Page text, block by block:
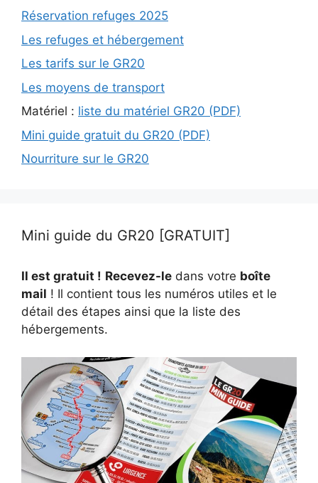
Réservation refuges 2025
Les refuges et hébergement
Les tarifs sur le GR20
Les moyens de transport
Matériel : liste du matériel GR20 (PDF)
Mini guide gratuit du GR20 (PDF)
Nourriture sur le GR20
Mini guide du GR20 [GRATUIT]
Il est gratuit ! Recevez-le dans votre boîte
mail ! Il contient tous les numéros utiles et le
détail des étapes ainsi que la liste des
hébergements.